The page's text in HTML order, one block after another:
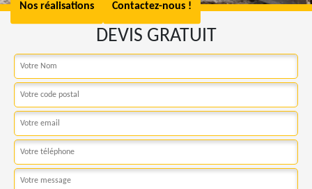
Nos réalisations Contactez-nous !
DEVIS GRATUIT